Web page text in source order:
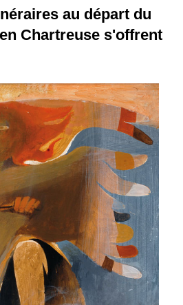
au départ du
Chartreuse s'offrent